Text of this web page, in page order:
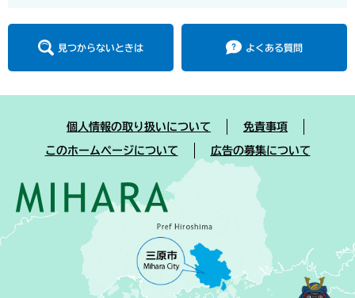
見つからないときは よくある質問
個人情報の取り扱いについて 免責事項
このホームページについて 広告の募集について